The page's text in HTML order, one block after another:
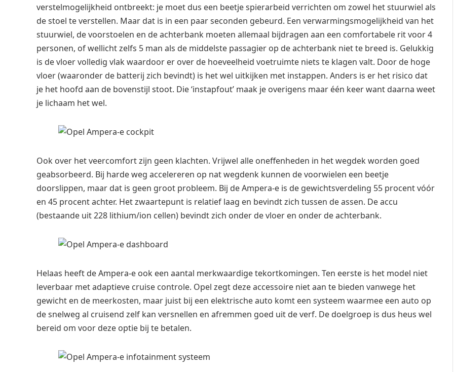
verstelmogelijkheid ontbreekt: je moet dus een beetje spierarbeid verrichten om zowel het stuurwiel als
de stoel te verstellen. Maar dat is in een paar seconden gebeurd. Een verwarmingsmogelijkheid van het
stuurwiel, de voorstoelen en de achterbank moeten allemaal bijdragen aan een comfortabele rit voor 4
personen, of wellicht zelfs 5 man als de middelste passagier op de achterbank niet te breed is. Gelukkig
is de vloer volledig vlak waardoor er over de hoeveelheid voetruimte niets te klagen valt. Door de hoge
vloer (waaronder de batterij zich bevindt) is het wel uitkijken met instappen. Anders is er het risico dat
je het hoofd aan de bovenstijl stoot. Die ‘instapfout’ maak je overigens maar één keer want daarna weet
je lichaam het wel.
Ook over het veercomfort zijn geen klachten. Vrijwel alle oneffenheden in het wegdek worden goed
geabsorbeerd. Bij harde weg accelereren op nat wegdenk kunnen de voorwielen een beetje
doorslippen, maar dat is geen groot probleem. Bij de Ampera-e is de gewichtsverdeling 55 procent vóór
en 45 procent achter. Het zwaartepunt is relatief laag en bevindt zich tussen de assen. De accu
(bestaande uit 228 lithium/ion cellen) bevindt zich onder de vloer en onder de achterbank.
Helaas heeft de Ampera-e ook een aantal merkwaardige tekortkomingen. Ten eerste is het model niet
leverbaar met adaptieve cruise controle. Opel zegt deze accessoire niet aan te bieden vanwege het
gewicht en de meerkosten, maar juist bij een elektrische auto komt een systeem waarmee een auto op
de snelweg al cruisend zelf kan versnellen en afremmen goed uit de verf. De doelgroep is dus heus wel
bereid om voor deze optie bij te betalen.